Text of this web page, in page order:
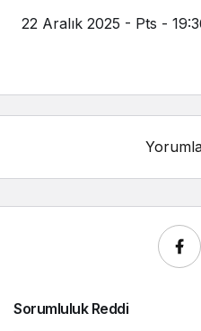
22 Aralık 2025 - Pts -
Sorumluluk Reddi